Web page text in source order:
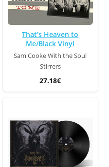
That’s Heaven to
Me/Black Vinyl
Sam Cooke With the Soul
Stirrers
27.18€